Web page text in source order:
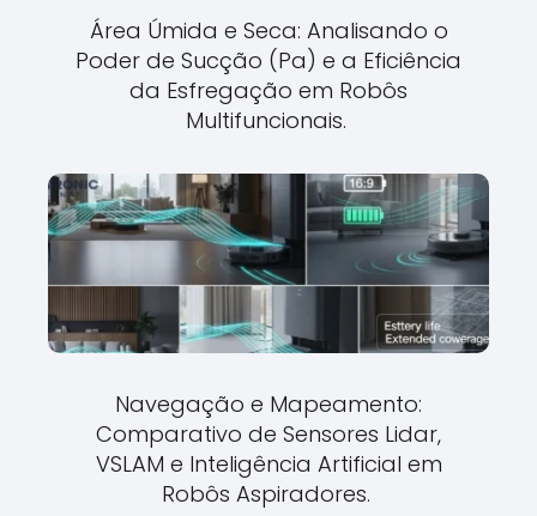
Área Úmida e Seca: Analisando o
Poder de Sucção (Pa) e a Eficiência
da Esfregação em Robôs
Multifuncionais.
Navegação e Mapeamento:
Comparativo de Sensores Lidar,
VSLAM e Inteligência Artificial em
Robôs Aspiradores.